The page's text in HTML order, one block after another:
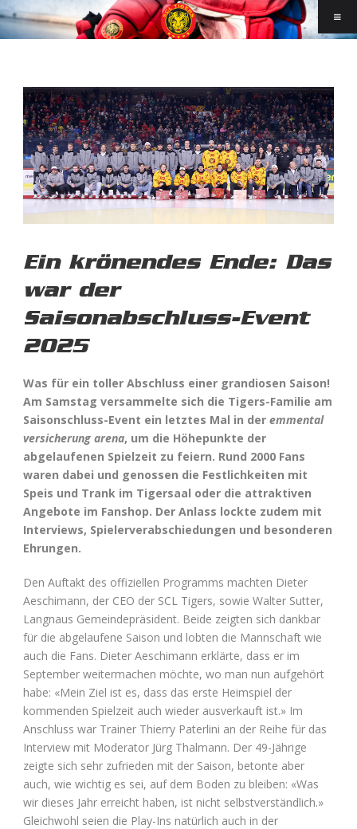
Ein krönendes Ende: Das
war der
Saisonabschluss-Event
2025
Was für ein toller Abschluss einer grandiosen Saison!
Am Samstag versammelte sich die Tigers-Familie am
Saisonschluss-Event ein letztes Mal in der emmental
versicherung arena, um die Höhepunkte der
abgelaufenen Spielzeit zu feiern. Rund 2000 Fans
waren dabei und genossen die Festlichkeiten mit
Speis und Trank im Tigersaal oder die attraktiven
Angebote im Fanshop. Der Anlass lockte zudem mit
Interviews, Spielerverabschiedungen und besonderen
Ehrungen.
Den Auftakt des offiziellen Programms machten Dieter
Aeschimann, der CEO der SCL Tigers, sowie Walter Sutter,
Langnaus Gemeindepräsident. Beide zeigten sich dankbar
für die abgelaufene Saison und lobten die Mannschaft wie
auch die Fans. Dieter Aeschimann erklärte, dass er im
September weitermachen möchte, wo man nun aufgehört
habe: «Mein Ziel ist es, dass das erste Heimspiel der
kommenden Spielzeit auch wieder ausverkauft ist.» Im
Anschluss war Trainer Thierry Paterlini an der Reihe für das
Interview mit Moderator Jürg Thalmann. Der 49-Jährige
zeigte sich sehr zufrieden mit der Saison, betonte aber
auch, wie wichtig es sei, auf dem Boden zu bleiben: «Was
wir dieses Jahr erreicht haben, ist nicht selbstverständlich.»
Gleichwohl seien die Play-Ins natürlich auch in der